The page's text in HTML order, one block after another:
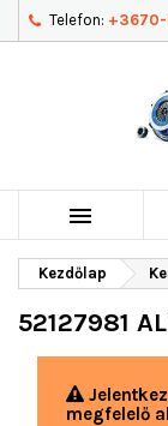
Telefon:

Kezdőlap
52127981
megfelelő